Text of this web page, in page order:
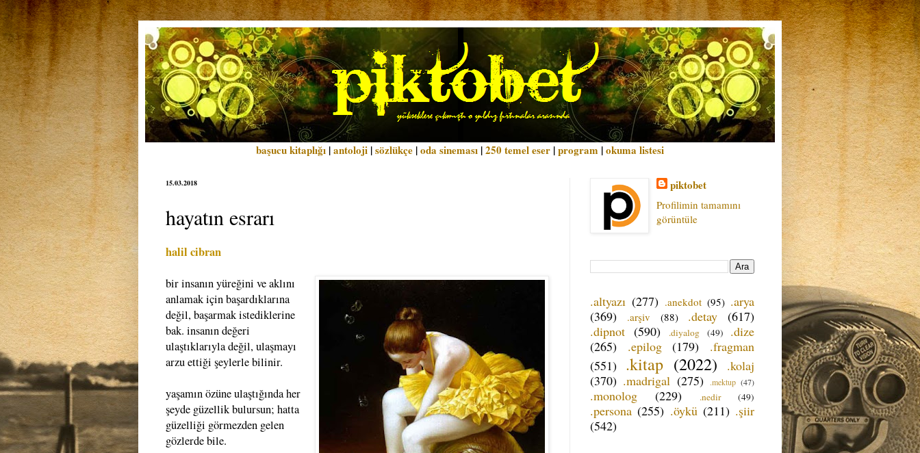
başucu kitaplığı |antoloji |sözlükçe |oda sineması |250 temel eser |program |okuma listesi
15.03.2018
hayatın esrarı
halil cibran
bir insanın yüreğini ve aklını
anlamak için başardıklarına
değil, başarmak istediklerine
bak. insanın değeri
ulaştıklarıyla değil, ulaşmayı
arzu ettiği şeylerle bilinir.
yaşamın özüne ulaştığında her
şeyde güzellik bulursun; hatta
güzelliği görmezden gelen
gözlerde bile.
piktobet
Profilimin tamamını
görüntüle
.altyazı (277) .anekdot (95) .arya
(369)
.arşiv (88) .detay
(617)
.dipnot (590) .diyalog (49)
.dize
(265)
.epilog (179)
.fragman
(551) .kitap (2022)
.kolaj
(370) .madrigal (275) .mektup (47)
.monolog (229) .nedir (49)
.persona (255) .öykü (211) .şiir
(542)